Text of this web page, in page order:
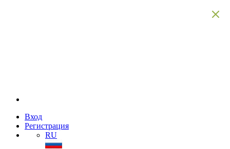
Вход
Регистрация
RU